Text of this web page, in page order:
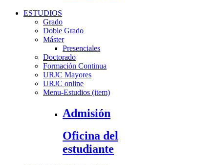
ESTUDIOS
Grado
Doble Grado
Máster
Presenciales
Doctorado
Formación Continua
URJC Mayores
URJC online
Menu-Estudios (item)
Admisión
Oficina del
estudiante